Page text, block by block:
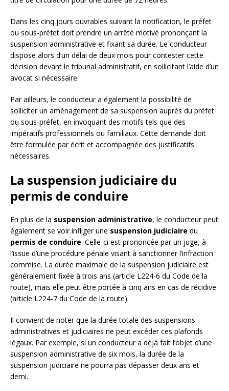
Dans les cinq jours ouvrables suivant la notification, le préfet
ou sous-préfet doit prendre un arrêté motivé prononçant la
suspension administrative et fixant sa durée. Le conducteur
dispose alors d’un délai de deux mois pour contester cette
décision devant le tribunal administratif, en sollicitant l’aide d’un
avocat si nécessaire.
Par ailleurs, le conducteur a également la possibilité de
solliciter un aménagement de sa suspension auprès du préfet
ou sous-préfet, en invoquant des motifs tels que des
impératifs professionnels ou familiaux. Cette demande doit
être formulée par écrit et accompagnée des justificatifs
nécessaires.
La suspension judiciaire du
permis de conduire
En plus de la suspension administrative, le conducteur peut
également se voir infliger une suspension judiciaire du
permis de conduire. Celle-ci est prononcée par un juge, à
l’issue d’une procédure pénale visant à sanctionner l’infraction
commise. La durée maximale de la suspension judiciaire est
généralement fixée à trois ans (article L224-6 du Code de la
route), mais elle peut être portée à cinq ans en cas de récidive
(article L224-7 du Code de la route).
Il convient de noter que la durée totale des suspensions
administratives et judiciaires ne peut excéder ces plafonds
légaux. Par exemple, si un conducteur a déjà fait l’objet d’une
suspension administrative de six mois, la durée de la
suspension judiciaire ne pourra pas dépasser deux ans et
demi.